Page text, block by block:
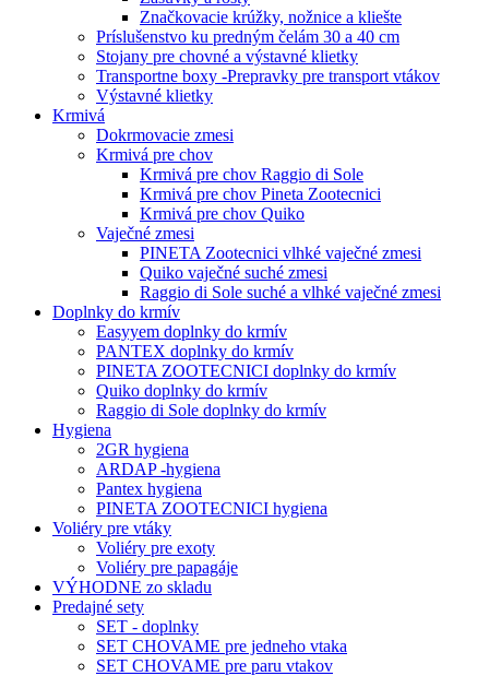
Značkovacie krúžky, nožnice a kliešte
Príslušenstvo ku predným čelám 30 a 40 cm
Stojany pre chovné a výstavné klietky
Transportne boxy -Prepravky pre transport vtákov
Výstavné klietky
Krmivá
Dokrmovacie zmesi
Krmivá pre chov
Krmivá pre chov Raggio di Sole
Krmivá pre chov Pineta Zootecnici
Krmivá pre chov Quiko
Vaječné zmesi
PINETA Zootecnici vlhké vaječné zmesi
Quiko vaječné suché zmesi
Raggio di Sole suché a vlhké vaječné zmesi
Doplnky do krmív
Easyyem doplnky do krmív
PANTEX doplnky do krmív
PINETA ZOOTECNICI doplnky do krmív
Quiko doplnky do krmív
Raggio di Sole doplnky do krmív
Hygiena
2GR hygiena
ARDAP -hygiena
Pantex hygiena
PINETA ZOOTECNICI hygiena
Voliéry pre vtáky
Voliéry pre exoty
Voliéry pre papagáje
VÝHODNE zo skladu
Predajné sety
SET - doplnky
SET CHOVAME pre jedneho vtaka
SET CHOVAME pre paru vtakov